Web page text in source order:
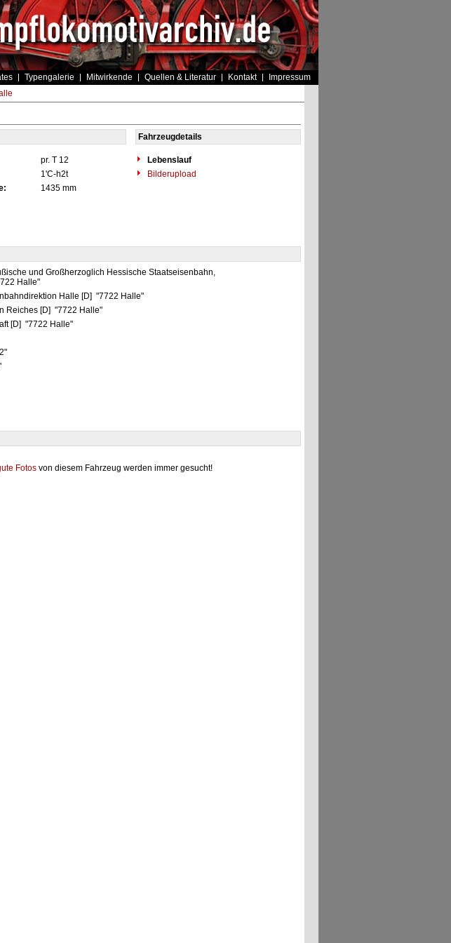
Typengalerie Mitwirkende Quellen & Literatur Kontakt Impressum
Fahrzeugdetails
pr. T 12
Lebenslauf
1'C-h2t
Bilderupload
1435 mm
und Großherzoglich Hessische Staatseisenbahn,
Halle"
Halle [D] "7722 Halle"
Reiches [D] "7722 Halle"
[D] "7722 Halle"
Fotos von diesem Fahrzeug werden immer gesucht!